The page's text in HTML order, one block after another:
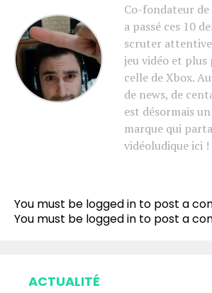
Co-fondateur de
a passé ces 10
scruter
jeu vidéo et
celle de Xbox.
de news, de
est désormais
marque qui
vidéoludique ici !
You must be logged in to post a
You must be logged in to post a
ACTUALITÉ